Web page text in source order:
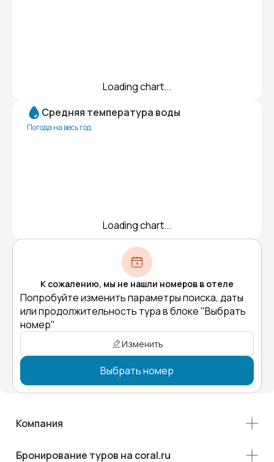
Loading chart...
Средняя температура воды
Погода на весь год
Loading chart...
К сожалению, мы не нашли номеров в отеле
Попробуйте изменить параметры поиска, даты
или продолжительность тура в блоке "Выбрать
номер"
Изменить
Выбрать номер
Компания
Бронирование туров на coral.ru